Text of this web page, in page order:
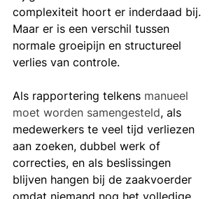
complexiteit hoort er inderdaad bij.
Maar er is een verschil tussen
normale groeipijn en structureel
verlies van controle.
Als rapportering telkens manueel
moet worden samengesteld, als
medewerkers te veel tijd verliezen
aan zoeken, dubbel werk of
correcties, en als beslissingen
blijven hangen bij de zaakvoerder
omdat niemand nog het volledige